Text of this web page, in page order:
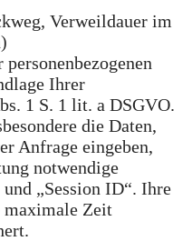
Verweildauer im
Ihrer
1 S. 1 lit. a DSGVO.
die Daten,
Anfrage eingeben,
notwendige
„Session ID“. Ihre
maximale Zeit